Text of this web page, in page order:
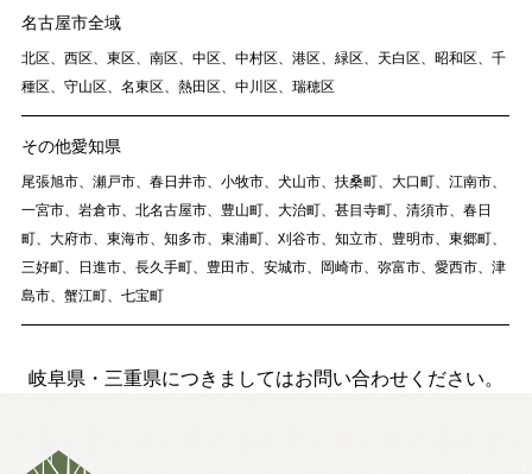
名古屋市全域
北区、西区、東区、南区、中区、中村区、港区、緑区、天白区、昭和区、千
種区、守山区、名東区、熱田区、中川区、瑞穂区
その他愛知県
尾張旭市、瀬戸市、春日井市、小牧市、犬山市、扶桑町、大口町、江南市、
一宮市、岩倉市、北名古屋市、豊山町、大治町、甚目寺町、清須市、春日
町、大府市、東海市、知多市、東浦町、刈谷市、知立市、豊明市、東郷町、
三好町、日進市、長久手町、豊田市、安城市、岡崎市、弥富市、愛西市、津
島市、蟹江町、七宝町
岐阜県・三重県につきましてはお問い合わせください。